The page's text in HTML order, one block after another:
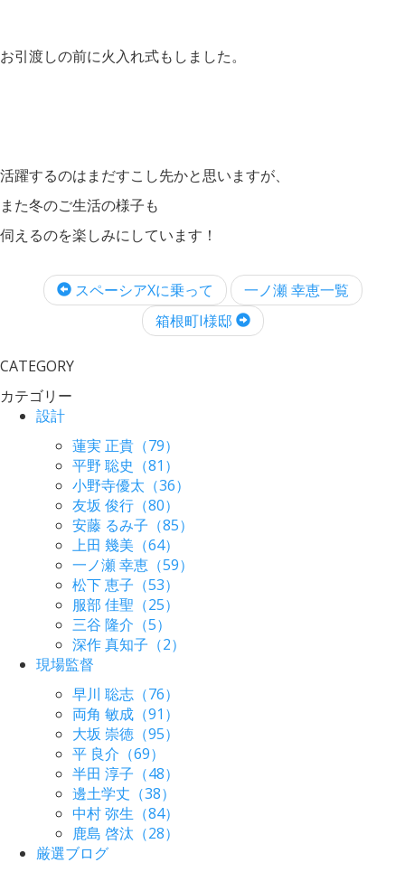
お引渡しの前に火入れ式もしました。
活躍するのはまだすこし先かと思いますが、
また冬のご生活の様子も
伺えるのを楽しみにしています！
スペーシアXに乗って
一ノ瀬 幸恵一覧
箱根町I様邸
CATEGORY
カテゴリー
設計
蓮実 正貴（79）
平野 聡史（81）
小野寺優太（36）
友坂 俊行（80）
安藤 るみ子（85）
上田 幾美（64）
一ノ瀬 幸恵（59）
松下 恵子（53）
服部 佳聖（25）
三谷 隆介（5）
深作 真知子（2）
現場監督
早川 聡志（76）
両角 敏成（91）
大坂 崇徳（95）
平 良介（69）
半田 淳子（48）
邊土学丈（38）
中村 弥生（84）
鹿島 啓汰（28）
厳選ブログ